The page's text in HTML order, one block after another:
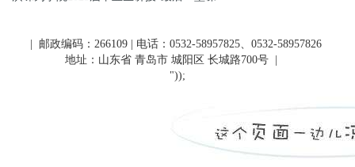
| 邮政编码：266109 | 电话：0532-58957825、0532-58957826
地址：山东省 青岛市 城阳区 长城路700号 |
"));